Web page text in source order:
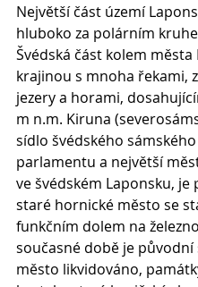
Největší část území
hluboko za polárním
Švédská část kolem města
krajinou s mnoha řekami,
jezery a horami,
m n.m. Kiruna
sídlo švédského sámského
parlamentu a největší
ve švédském Laponsku, je
staré hornické město se
funkčním dolem na
současné době je původní
město likvidováno,